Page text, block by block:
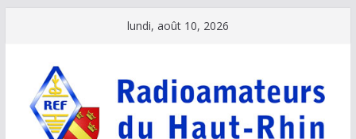
contenu
lundi, août 10, 2026